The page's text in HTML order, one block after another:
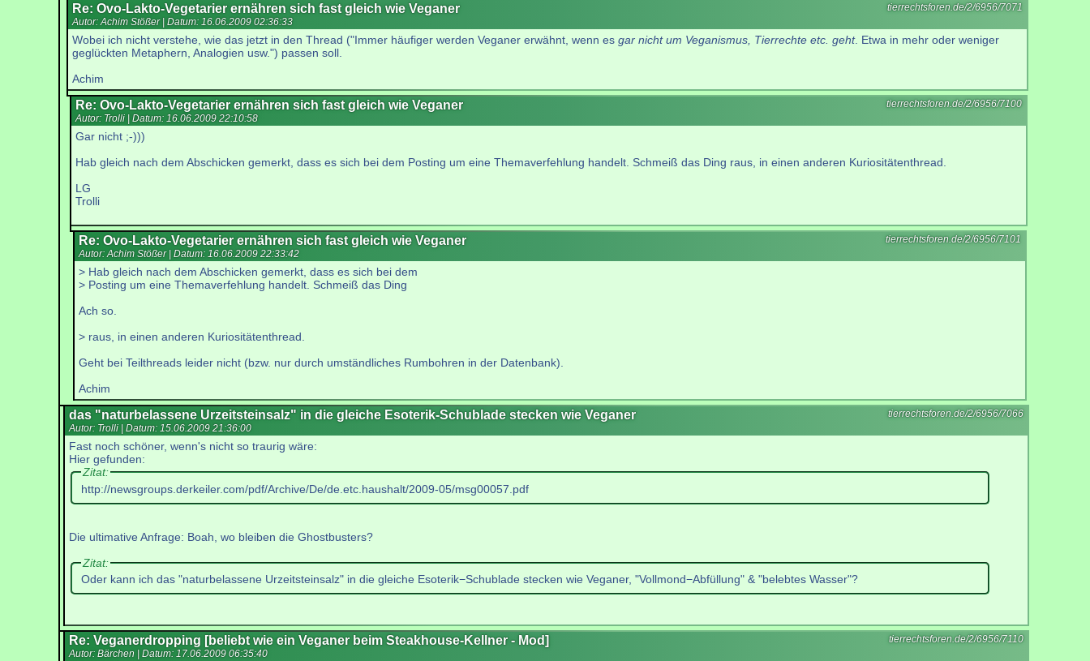
tierrechtsforen.de/2/6956/7071
Re: Ovo-Lakto-Vegetarier ernähren sich fast gleich wie Veganer
Autor: Achim Stößer | Datum: 16.06.2009 02:36:33
Wobei ich nicht verstehe, wie das jetzt in den Thread ("Immer häufiger werden Veganer erwähnt, wenn es gar nicht um Veganismus, Tierrechte etc. geht. Etwa in mehr oder weniger
geglückten Metaphern, Analogien usw.") passen soll.
Achim
tierrechtsforen.de/2/6956/7100
Re: Ovo-Lakto-Vegetarier ernähren sich fast gleich wie Veganer
Autor: Trolli | Datum: 16.06.2009 22:10:58
Gar nicht ;-)))
Hab gleich nach dem Abschicken gemerkt, dass es sich bei dem Posting um eine Themaverfehlung handelt. Schmeiß das Ding raus, in einen anderen Kuriositätenthread.
LG
Trolli
tierrechtsforen.de/2/6956/7101
Re: Ovo-Lakto-Vegetarier ernähren sich fast gleich wie Veganer
Autor: Achim Stößer | Datum: 16.06.2009 22:33:42
> Hab gleich nach dem Abschicken gemerkt, dass es sich bei dem
> Posting um eine Themaverfehlung handelt. Schmeiß das Ding
Ach so.
> raus, in einen anderen Kuriositätenthread.
Geht bei Teilthreads leider nicht (bzw. nur durch umständliches Rumbohren in der Datenbank).
Achim
tierrechtsforen.de/2/6956/7066
das "naturbelassene Urzeitsteinsalz" in die gleiche Esoterik-Schublade stecken wie Veganer
Autor: Trolli | Datum: 15.06.2009 21:36:00
Fast noch schöner, wenn's nicht so traurig wäre:
Hier gefunden:
Zitat:
http://newsgroups.derkeiler.com/pdf/Archive/De/de.etc.haushalt/2009-05/msg00057.pdf
Die ultimative Anfrage: Boah, wo bleiben die Ghostbusters?
Zitat:
Oder kann ich das "naturbelassene Urzeitsteinsalz" in die gleiche Esoterik−Schublade stecken wie Veganer, "Vollmond−Abfüllung" & "belebtes Wasser"?
tierrechtsforen.de/2/6956/7110
Re: Veganerdropping [beliebt wie ein Veganer beim Steakhouse-Kellner - Mod]
Autor: Bärchen | Datum: 17.06.2009 06:35:40